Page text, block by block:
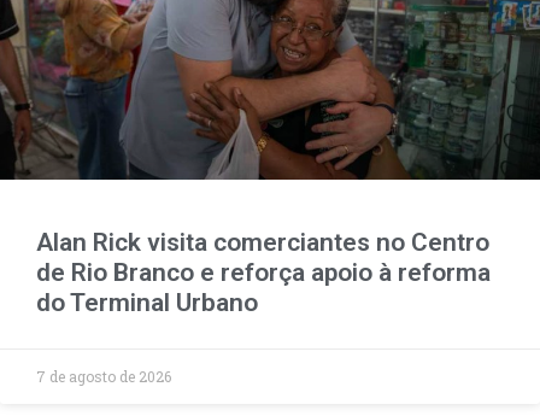
Alan Rick visita comerciantes no Centro
de Rio Branco e reforça apoio à reforma
do Terminal Urbano
7 de agosto de 2026